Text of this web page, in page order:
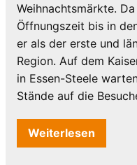
Weihnachtsmärkte.
Öffnungszeit bis in
er als der erste und
Region. Auf dem
in Essen-Steele
Stände auf die
Weiterlesen